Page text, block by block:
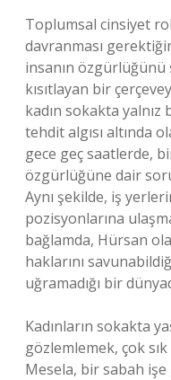
Toplumsal cinsiyet
davranması
insanın
kısıtlayan bir
kadın sokakta
tehdit algısı altında
gece geç saatlerde,
özgürlüğüne dair
Aynı şekilde, iş
pozisyonlarına
bağlamda, Hürsan
haklarını
uğramadığı bir
Kadınların sokakta
gözlemlemek, çok
Mesela, bir sabah